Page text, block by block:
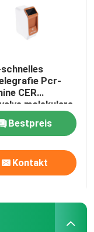
Pcr-
CER
molekulare
QPCR
4
Bestpreis
Kontakt